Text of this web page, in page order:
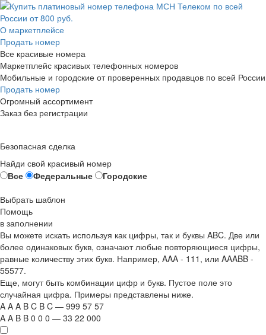
О маркетплейсе
Продать номер
Все красивые номера
Маркетплейс красивых телефонных номеров
Мобильные и городские от проверенных продавцов по всей России
Продать номер
Огромный ассортимент
Заказ без регистрации
Безопасная сделка
Найди свой красивый номер
Все
Федеральные
Городские
Выбрать шаблон
Помощь
в заполнении
Вы можете искать используя как цифры, так и буквы ABC. Две или
более одинаковых букв, означают любые повторяющиеся цифры,
равные количеству этих букв. Например, AAA - 111 , или AAABB -
55577.
Еще, могут быть комбинации цифр и букв. Пустое поле это
случайная цифра. Примеры представлены ниже.
A A A B C B C — 999 57 57
A A B B 0 0 0 — 33 22 000